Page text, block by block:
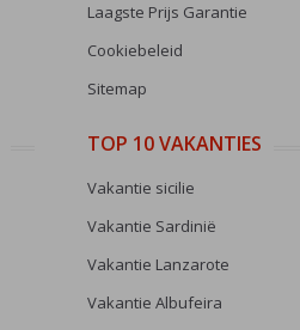
Laagste Prijs Garantie
Cookiebeleid
Sitemap
TOP 10 VAKANTIES
Vakantie sicilie
Vakantie Sardinië
Vakantie Lanzarote
Vakantie Albufeira